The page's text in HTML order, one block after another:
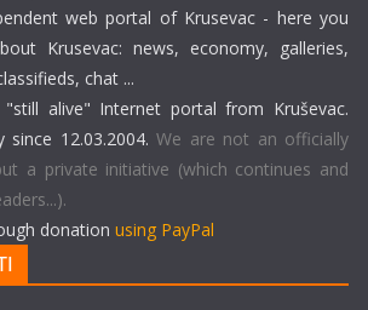
web portal of Krusevac - here you
Krusevac: news, economy, galleries,
chat ...
alive" Internet portal from Kruševac.
12.03.2004. We are not an officially
a private initiative (which continues and
donation using PayPal